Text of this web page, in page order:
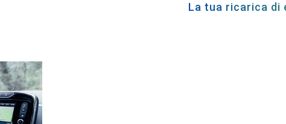
La tua ricarica di